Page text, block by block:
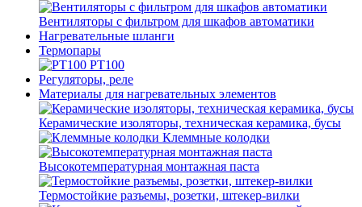
Вентиляторы с фильтром для шкафов автоматики
Нагревательные шланги
Термопары
PT100
Регуляторы, реле
Материалы для нагревательных элементов
Керамические изоляторы, техническая керамика, бусы
Клеммные колодки
Высокотемпературная монтажная паста
Термостойкие разъемы, розетки, штекер-вилки